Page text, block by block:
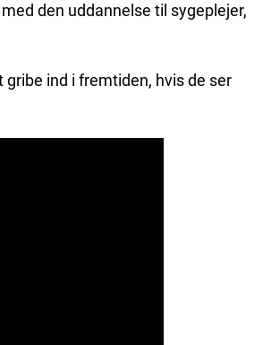
den uddannelse til sygeplejer,
ind i fremtiden, hvis de ser